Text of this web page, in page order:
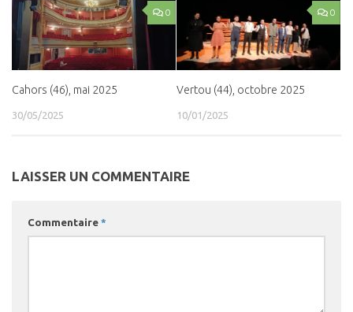
0
Cahors (46), mai 2025
30/05/2025
0
Vertou (44), octobre 2025
10/01/2025
LAISSER UN COMMENTAIRE
Commentaire *